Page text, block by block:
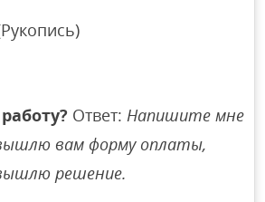
Ответ:Напишите мне
вам форму оплаты,
решение.